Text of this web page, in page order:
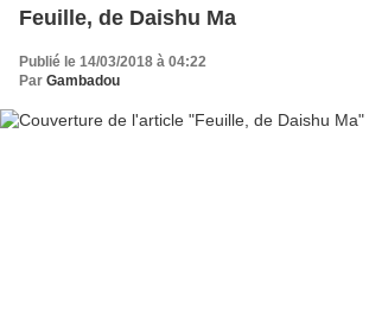
Feuille, de Daishu Ma
Publié le 14/03/2018 à 04:22
Par Gambadou